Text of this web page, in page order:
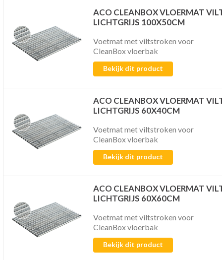
ACO CLEANBOX VLOERMAT
LICHTGRIJS 100X50CM
Voetmat met viltstroken voor
CleanBox vloerbak
Bekijk dit product
ACO CLEANBOX VLOERMAT
LICHTGRIJS 60X40CM
Voetmat met viltstroken voor
CleanBox vloerbak
Bekijk dit product
ACO CLEANBOX VLOERMAT
LICHTGRIJS 60X60CM
Voetmat met viltstroken voor
CleanBox vloerbak
Bekijk dit product